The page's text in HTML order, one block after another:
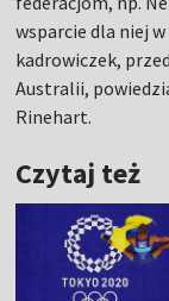
wsparcie dla niej
kadrowiczek,
Australii,
Rinehart.
Czytaj też